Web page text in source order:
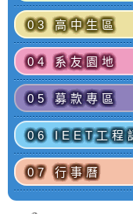
03 高中生區
04 系友園地
05 募款專區
06 IEET工程
07 行事曆